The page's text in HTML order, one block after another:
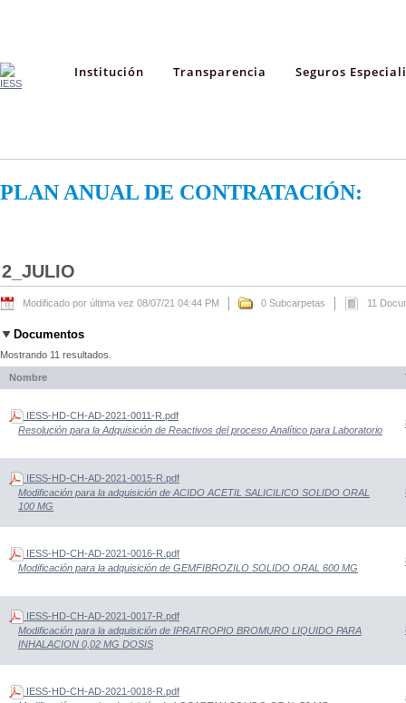
Institución Transparencia Seguros
PLAN ANUAL DE CONTRATACIÓN:
2_JULIO
Modificado por última vez 08/07/21 04:44 PM 0 Subcarpetas 11
Documentos
Mostrando 11 resultados.
Nombre
IESS-HD-CH-AD-2021-0011-R.pdf
Resolución para la Adquisición de Reactivos del proceso Analítico para Laboratorio
IESS-HD-CH-AD-2021-0015-R.pdf
Modificación para la adquisición de ACIDO ACETIL SALICILICO SOLIDO ORAL
100 MG
IESS-HD-CH-AD-2021-0016-R.pdf
Modificación para la adquisición de GEMFIBROZILO SOLIDO ORAL 600 MG
IESS-HD-CH-AD-2021-0017-R.pdf
Modificación para la adquisición de IPRATROPIO BROMURO LIQUIDO PARA
INHALACION 0,02 MG DOSIS
IESS-HD-CH-AD-2021-0018-R.pdf